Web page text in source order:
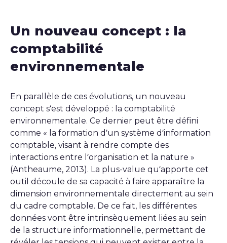
Un nouveau concept : la
comptabilité
environnementale
En parallèle de ces évolutions, un nouveau
concept s’est développé : la comptabilité
environnementale. Ce dernier peut être défini
comme « la formation d’un système d’information
comptable, visant à rendre compte des
interactions entre l’organisation et la nature »
(Antheaume, 2013). La plus-value qu’apporte cet
outil découle de sa capacité à faire apparaître la
dimension environnementale directement au sein
du cadre comptable. De ce fait, les différentes
données vont être intrinsèquement liées au sein
de la structure informationnelle, permettant de